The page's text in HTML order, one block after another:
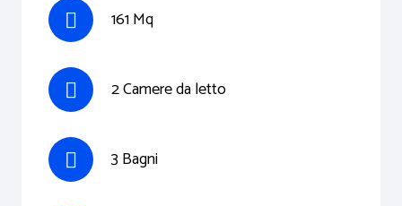
161 Mq
2 Camere da letto
3 Bagni